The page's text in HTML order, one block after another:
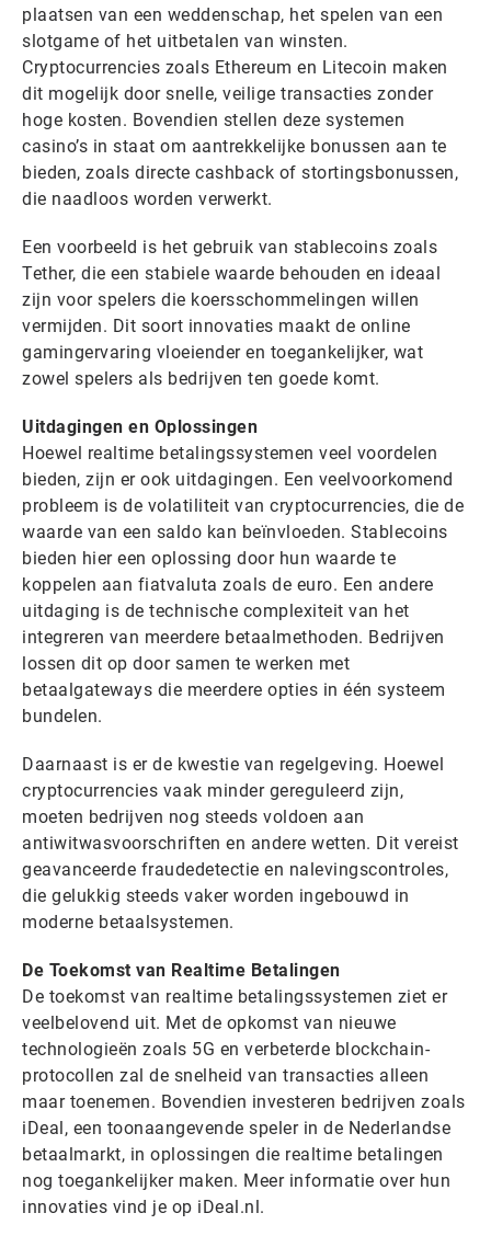
plaatsen van een weddenschap, het spelen van een
slotgame of het uitbetalen van winsten.
Cryptocurrencies zoals Ethereum en Litecoin maken
dit mogelijk door snelle, veilige transacties zonder
hoge kosten. Bovendien stellen deze systemen
casino’s in staat om aantrekkelijke bonussen aan te
bieden, zoals directe cashback of stortingsbonussen,
die naadloos worden verwerkt.
Een voorbeeld is het gebruik van stablecoins zoals
Tether, die een stabiele waarde behouden en ideaal
zijn voor spelers die koersschommelingen willen
vermijden. Dit soort innovaties maakt de online
gamingervaring vloeiender en toegankelijker, wat
zowel spelers als bedrijven ten goede komt.
Uitdagingen en Oplossingen
Hoewel realtime betalingssystemen veel voordelen
bieden, zijn er ook uitdagingen. Een veelvoorkomend
probleem is de volatiliteit van cryptocurrencies, die de
waarde van een saldo kan beïnvloeden. Stablecoins
bieden hier een oplossing door hun waarde te
koppelen aan fiatvaluta zoals de euro. Een andere
uitdaging is de technische complexiteit van het
integreren van meerdere betaalmethoden. Bedrijven
lossen dit op door samen te werken met
betaalgateways die meerdere opties in één systeem
bundelen.
Daarnaast is er de kwestie van regelgeving. Hoewel
cryptocurrencies vaak minder gereguleerd zijn,
moeten bedrijven nog steeds voldoen aan
antiwitwasvoorschriften en andere wetten. Dit vereist
geavanceerde fraudedetectie en nalevingscontroles,
die gelukkig steeds vaker worden ingebouwd in
moderne betaalsystemen.
De Toekomst van Realtime Betalingen
De toekomst van realtime betalingssystemen ziet er
veelbelovend uit. Met de opkomst van nieuwe
technologieën zoals 5G en verbeterde blockchain-
protocollen zal de snelheid van transacties alleen
maar toenemen. Bovendien investeren bedrijven zoals
iDeal, een toonaangevende speler in de Nederlandse
betaalmarkt, in oplossingen die realtime betalingen
nog toegankelijker maken. Meer informatie over hun
innovaties vind je op iDeal.nl.